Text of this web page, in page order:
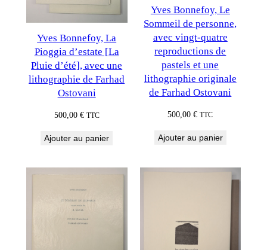
Yves Bonnefoy, La
Pioggia d’estate [La
Pluie d’été], avec une
lithographie de Farhad
Ostovani
500,00 € TTC
Ajouter au panier
Yves Bonnefoy, Le
Sommeil de personne,
avec vingt-quatre
reproductions de
pastels et une
lithographie originale
de Farhad Ostovani
500,00€ TTC
Ajouter au panier